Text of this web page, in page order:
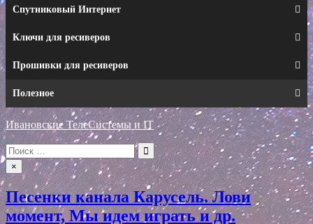
Спутниковый Интернет
Ключи для ресиверов
Прошивки для ресиверов
Полезное
Ивановские ТелеСистемы и IT
Искать:
×
Песенки канала Карусель. Лови
момент, Мы идем играть и др.